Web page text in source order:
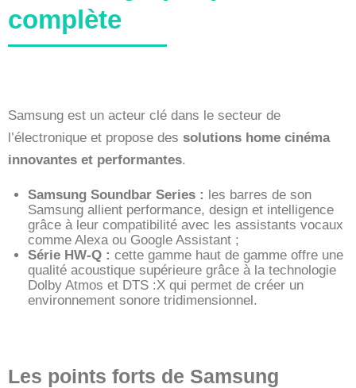
complète
Samsung est un acteur clé dans le secteur de
l’électronique et propose des solutions home cinéma
innovantes et performantes.
Samsung Soundbar Series : les barres de son
Samsung allient performance, design et intelligence
grâce à leur compatibilité avec les assistants vocaux
comme Alexa ou Google Assistant ;
Série HW-Q : cette gamme haut de gamme offre une
qualité acoustique supérieure grâce à la technologie
Dolby Atmos et DTS :X qui permet de créer un
environnement sonore tridimensionnel.
Les points forts de Samsung